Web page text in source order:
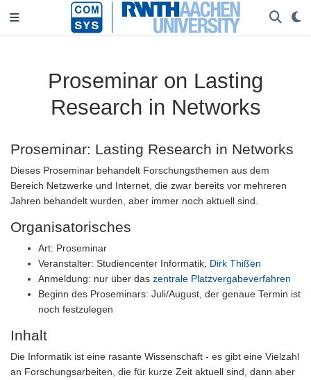
Proseminar on Lasting
Research in Networks
Proseminar: Lasting Research in Networks
Dieses Proseminar behandelt Forschungsthemen aus dem
Bereich Netzwerke und Internet, die zwar bereits vor mehreren
Jahren behandelt wurden, aber immer noch aktuell sind.
Organisatorisches
Art: Proseminar
Veranstalter: Studiencenter Informatik, Dirk Thißen
Anmeldung: nur über das zentrale Platzvergabeverfahren
Beginn des Proseminars: Juli/August, der genaue Termin ist
noch festzulegen
Inhalt
Die Informatik ist eine rasante Wissenschaft - es gibt eine Vielzahl
an Forschungsarbeiten, die für kurze Zeit aktuell sind, dann aber